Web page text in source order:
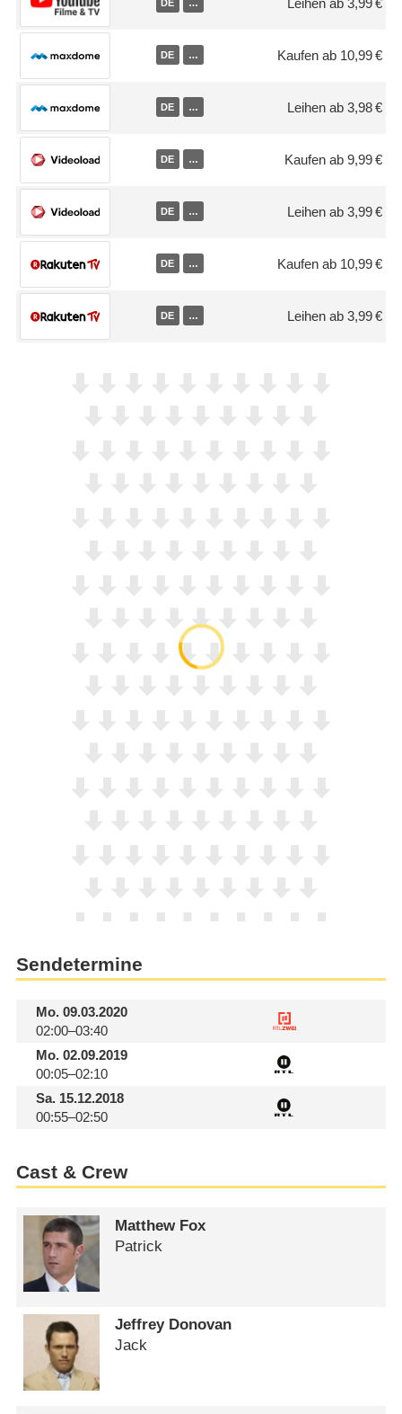
DE …
DE … Kaufen ab 10,99 €
DE … Leihen ab 3,98 €
DE … Kaufen ab 9,99 €
DE … Leihen ab 3,99 €
DE … Kaufen ab 10,99 €
DE … Leihen ab 3,99 €
Sendetermine
Mo.09.03.2020
02:00–03:40
Mo.02.09.2019
00:05–02:10
Sa.15.12.2018
00:55–02:50
Cast & Crew
Matthew Fox
Patrick
Jeffrey Donovan
Jack